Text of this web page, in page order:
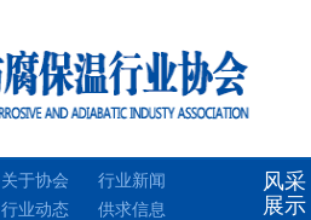
关于协会
行业新闻
行业动态 供求信息
风采
展示